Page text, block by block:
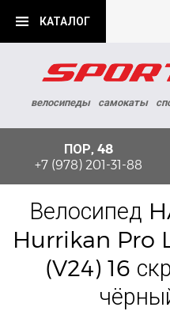
КАТАЛОГ
велосипеды самокаты
ПОР, 48
+7 (978) 201-31-88
Велосипед
Hurrikan Pro
(V24) 16